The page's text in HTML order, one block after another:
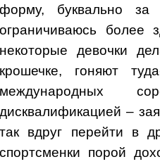
форму, буквально
ограничиваюсь более
некоторые девочки
крошечке, гоняют
международных
дисквалификацией –
так вдруг перейти в
спортсменки порой